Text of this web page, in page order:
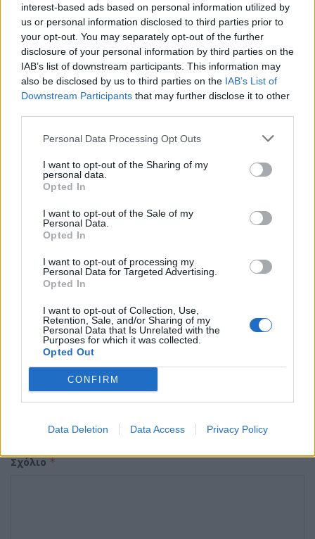
interest-based ads based on personal information utilized by
us or personal information disclosed to third parties prior to
your opt-out. You may separately opt-out of the further
disclosure of your personal information by third parties on the
IAB’s list of downstream participants. This information may
also be disclosed by us to third parties on the IAB’s List of
Downstream Participants that may further disclose it to other
Personal Data Processing Opt Outs
I want to opt-out of the Sharing of my
personal data.
Opted In
I want to opt-out of the Sale of my
Personal Data.
Opted In
I want to opt-out of processing my
Personal Data for Targeted Advertising.
Opted In
I want to opt-out of Collection, Use,
Retention, Sale, and/or Sharing of my
Personal Data that Is Unrelated with the
Purposes for which it was collected.
Opted Out
CONFIRM
Data Deletion Data Access Privacy Policy
σε αυτήν, μια αύξηση έξι μονάδων από το φθινόπωρο του
2021. Το ποσοστό είναι υψηλότερο στην Ελλάδα, όπου φτάνει
το 46%. Επιπλέον, οι Ευρωπαίοι πιστεύουν επίσης ότι η ΕΕ
διευκολύνει την καλύτερη συνεργασία μεταξύ των κρατών
μελών (35%) και συμβάλλει στην οικονομική ανάπτυξη (30%).
Σχεδόν ενάμιση χρόνο πριν από τις Ευρωπαϊκές Εκλογές του
αντίστοιχο διάστημα πριν από τις Ευρωπαϊκές Εκλογές του
δηλώνουν το 56% των πολιτών, ποσοστό αισθητά αυξημένο,
κατά 14 μονάδες. Στο ερώτημα αν θα ψήφιζαν, εφόσον οι
εβδομάδα, οι Έλληνες απαντούν θετικά, με ένα από τα
υψηλότερα ποσοστά μεταξύ των 27 (75%), ενισχυμένο κατά έξι
2022. Ο μέσος όρος των Ευρωπαίων ερωτηθέντων απαντά
θετικά σε ποσοστό 67%.
ΚΟΣΤΟΣ ΖΩΗΣ
Αφήστε μια απάντηση
σημειώνονται με*
Σχόλιο *